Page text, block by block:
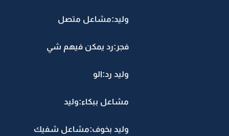
وليد:مشاعل متصل
فجر:رد يمكن فيهم شي
وليد رد:الو
مشاعل ببكاء:وليد
وليد بخوف:مشاعل شفيك